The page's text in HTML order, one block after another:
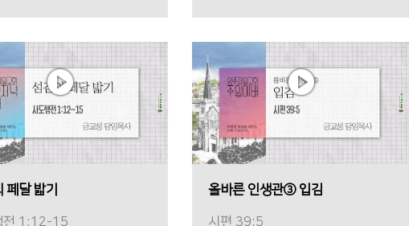
페달 밟기
전 1:12-15
올바른 인생관③ 입김
시편 39:5